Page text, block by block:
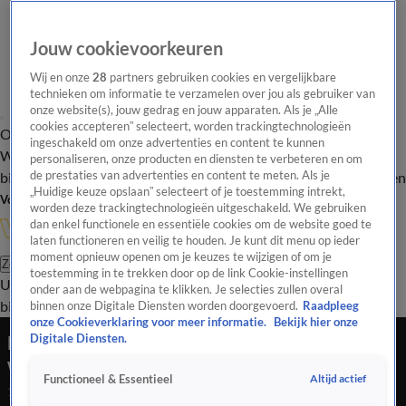
Overzicht Onze programma's Uitzendingen Onze gezichten
In de
WandelgangenInterviewsUitzending
bijwonenPodcastShopVeelgestelde vragenKijkersvraag insturen
Volg Vandaag Inside
Zoeken
UitzendingenVandaag InsideDe OranjezomerShopUitzending
bijwonen
Noa Vahle: 'Dit seizoen van Ajax is een
wanprestatie!'
17 mei 2026, 23:04
Jouw cookievoorkeuren
Wij en onze28 partners gebruiken cookies en vergelijkbare
technieken om informatie te verzamelen over jou als gebruiker van
onze website(s), jouw gedrag en jouw apparaten. Als je „Alle
cookies accepteren” selecteert, worden trackingtechnologieën
ingeschakeld om onze advertenties en content te kunnen
personaliseren, onze producten en diensten te verbeteren en om
de prestaties van advertenties en content te meten. Als je
„Huidige keuze opslaan” selecteert of je toestemming intrekt,
worden deze trackingtechnologieën uitgeschakeld. We gebruiken
dan enkel functionele en essentiële cookies om de website goed te
laten functioneren en veilig te houden. Je kunt dit menu op ieder
moment opnieuw openen om je keuzes te wijzigen of om je
toestemming in te trekken door op de link Cookie-instellingen
onder aan de webpagina te klikken. Je selecties zullen overal
binnen onze Digitale Diensten worden doorgevoerd. Raadpleeg
onze Cookieverklaring voor meer informatie.
Bekijk hier onze
Digitale Diensten.
Functioneel & Essentieel Altijd actief